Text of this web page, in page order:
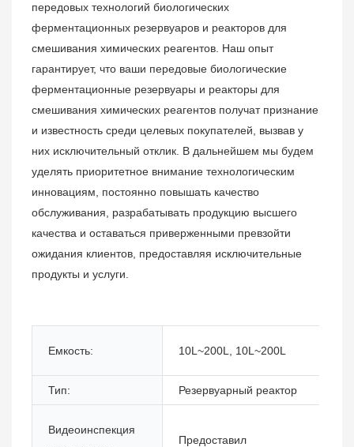
передовых технологий биологических
ферментационных резервуаров и реакторов для
смешивания химических реагентов. Наш опыт
гарантирует, что ваши передовые биологические
ферментационные резервуары и реакторы для
смешивания химических реагентов получат признание
и известность среди целевых покупателей, вызвав у
них исключительный отклик. В дальнейшем мы будем
уделять приоритетное внимание технологическим
инновациям, постоянно повышать качество
обслуживания, разрабатывать продукцию высшего
качества и оставаться приверженными превзойти
ожидания клиентов, предоставляя исключительные
продукты и услуги.
Емкость: 10L~200L, 10L~200L
Тип: Резервуарный реактор
Видеоинспекция
Предоставил